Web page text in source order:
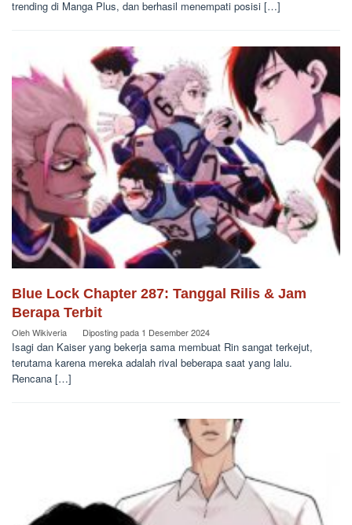
trending di Manga Plus, dan berhasil menempati posisi […]
Blue Lock Chapter 287: Tanggal Rilis & Jam
Berapa Terbit
OlehWikiveria Diposting pada 1 Desember 2024
Isagi dan Kaiser yang bekerja sama membuat Rin sangat terkejut,
terutama karena mereka adalah rival beberapa saat yang lalu.
Rencana […]